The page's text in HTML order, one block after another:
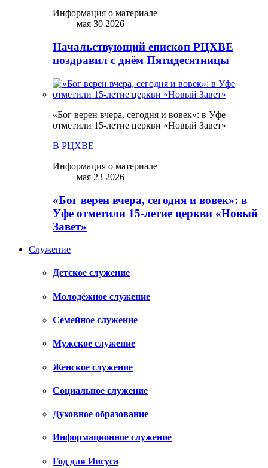
Информация о материале
мая 30 2026
Начальствующий епископ РЦХВЕ
поздравил с днём Пятидесятницы
«Бог верен вчера, сегодня и вовек»: в Уфе
отметили 15-летие церкви «Новый Завет»
В РЦХВЕ
Информация о материале
мая 23 2026
«Бог верен вчера, сегодня и вовек»: в
Уфе отметили 15-летие церкви «Новый
Завет»
Служение
Детское служение
Молодёжное служение
Семейное служение
Мужское служение
Женское служение
Социальное служение
Духовное образование
Информационное служение
Год для Иисуса